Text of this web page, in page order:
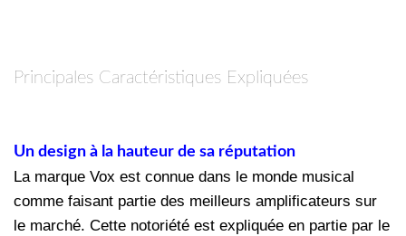
Principales Caractéristiques Expliquées
Un design à la hauteur de sa réputation
La marque Vox est connue dans le monde musical
comme faisant partie des meilleurs amplificateurs sur
le marché. Cette notoriété est expliquée en partie par le